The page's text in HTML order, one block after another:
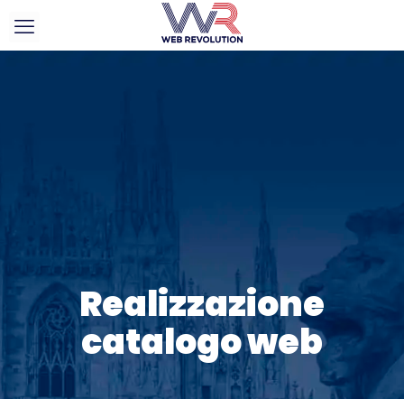
Realizzazione
catalogo web